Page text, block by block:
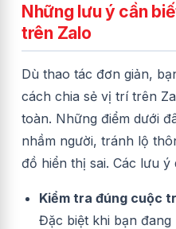
Những lưu ý cần
trên Zalo
Dù thao tác đơn giản,
cách chia sẻ vị trí trên
toàn. Những điểm dưới
nhầm người, tránh lộ
đồ hiển thị sai. Các lưu ý
Kiểm tra đúng cuộc
Đặc biệt khi bạn